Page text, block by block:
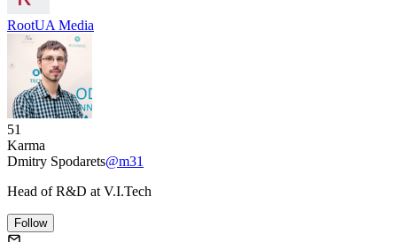
RootUA Media
51
Karma
Dmitry Spodarets@m31
Head of R&D at V.I.Tech
Follow